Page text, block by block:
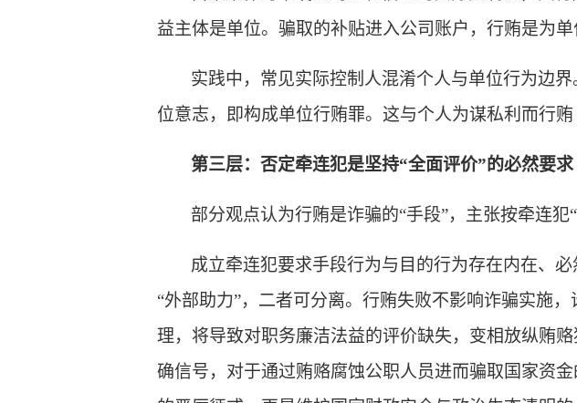
益主体是单位。骗取的补贴进入公司账户，行贿是为
实践中，常见实际控制人混淆个人与单位行为边
位意志，即构成单位行贿罪。这与个人为谋私利而行贿
第三层：否定牵连犯是坚持“全面评价”的必然要求
部分观点认为行贿是诈骗的“手段”，主张按牵连犯
成立牵连犯要求手段行为与目的行为存在内在、
“外部助力”，二者可分离。行贿失败不影响诈骗实施
理，将导致对职务廉洁法益的评价缺失，变相放纵贿
确信号，对于通过贿赂腐蚀公职人员进而骗取国家资